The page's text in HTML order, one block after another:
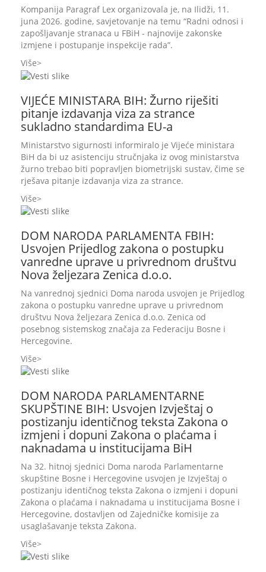
Kompanija Paragraf Lex organizovala je, na Ilidži, 11.
juna 2026. godine, savjetovanje na temu “Radni odnosi i
zapošljavanje stranaca u FBiH - najnovije zakonske
izmjene i postupanje inspekcije rada”.
Više
VIJEĆE MINISTARA BIH: Žurno riješiti
pitanje izdavanja viza za strance
sukladno standardima EU-a
Ministarstvo sigurnosti informiralo je Vijeće ministara
BiH da bi uz asistenciju stručnjaka iz ovog ministarstva
žurno trebao biti popravljen biometrijski sustav, čime se
rješava pitanje izdavanja viza za strance.
Više
DOM NARODA PARLAMENTA FBIH:
Usvojen Prijedlog zakona o postupku
vanredne uprave u privrednom društvu
Nova željezara Zenica d.o.o.
Na vanrednoj sjednici Doma naroda usvojen je Prijedlog
zakona o postupku vanredne uprave u privrednom
društvu Nova željezara Zenica d.o.o. Zenica od
posebnog sistemskog značaja za Federaciju Bosne i
Hercegovine.
Više
DOM NARODA PARLAMENTARNE
SKUPŠTINE BIH: Usvojen Izvještaj o
postizanju identičnog teksta Zakona o
izmjeni i dopuni Zakona o plaćama i
naknadama u institucijama BiH
Na 32. hitnoj sjednici Doma naroda Parlamentarne
skupštine Bosne i Hercegovine usvojen je Izvještaj o
postizanju identičnog teksta Zakona o izmjeni i dopuni
Zakona o plaćama i naknadama u institucijama Bosne i
Hercegovine, dostavljen od Zajedničke komisije za
usaglašavanje teksta Zakona.
Više